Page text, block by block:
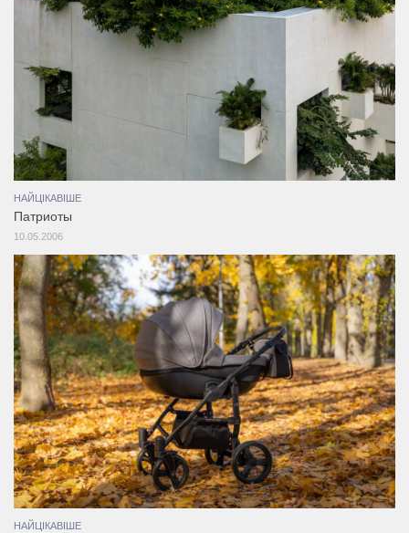
НАЙЦІКАВІШЕ
Патриоты
10.05.2006
НАЙЦІКАВІШЕ